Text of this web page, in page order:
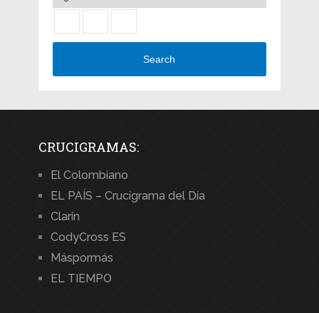
Search
CRUCIGRAMAS:
El Colombiano
EL PAÍS – Crucigrama del Día
Clarín
CodyCross ES
Máspormás
EL TIEMPO